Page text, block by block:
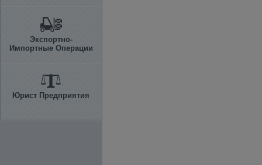
Экспортно-
Импортные Операции
Юрист Предприятия